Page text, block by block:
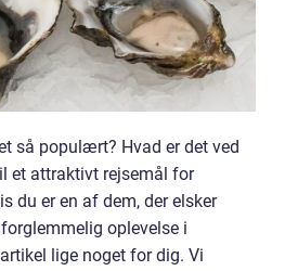
så populært? Hvad er det ved
et attraktivt rejsemål for
du er en af dem, der elsker
oplevelse i
lige noget for dig. Vi